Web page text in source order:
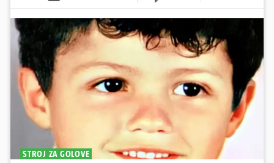
STROJ ZA GOLOVE